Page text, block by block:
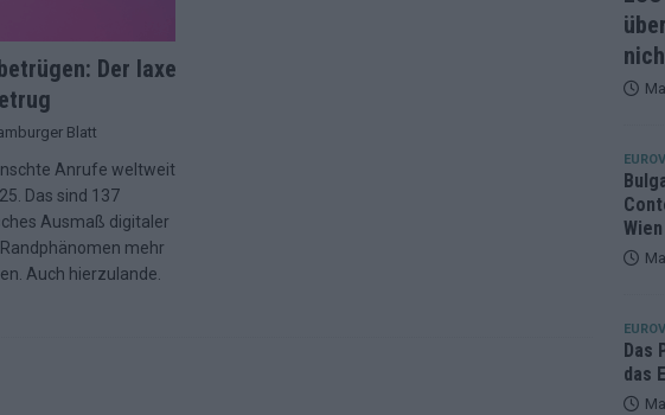
] „Unknown“ war stark, der Rest war nett: Das zweite ESC-Halbfinale im
Urteil
] ESC-Halbfinale 2 in Zahlen: Wer kommt fast sicher weiter – und wer zittert bis zum
EXTRA
] Europa-Park 2026: 18 Themenbereiche, Sallys Café, Westernbrauerei und Snorri im
EXTRA
Der laxe
Blatt
Anrufe weltweit
Das sind 137
Ausmaß digitaler
mehr
Auch hierzulande.
Wien
Das
das